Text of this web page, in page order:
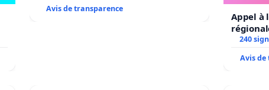
Avis de transparence
Appel à
240
Avis de